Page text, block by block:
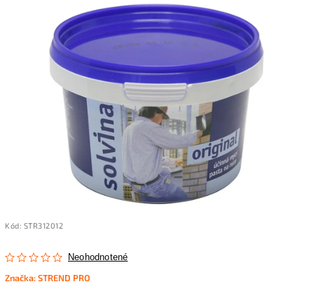
Kód: STR312012
Neohodnotené
Značka:STREND PRO